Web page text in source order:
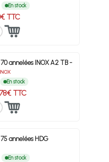
En stock
TTC
70 annelées INOX A2 TB -
INOX
En stock
TTC
75 annelées HDG
En stock